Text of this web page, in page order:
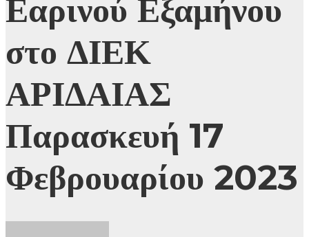
Εαρινού Εξαμήνου
στο ΔΙΕΚ
ΑΡΙΔΑΙΑΣ
Παρασκευή 17
Φεβρουαρίου 2023